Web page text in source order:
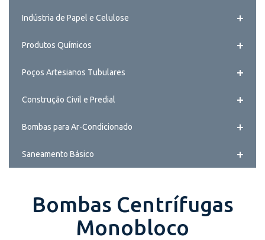
Indústria de Papel e Celulose
Produtos Químicos
Poços Artesianos Tubulares
Construção Civil e Predial
Bombas para Ar-Condicionado
Saneamento Básico
Bombas Centrífugas
Monobloco